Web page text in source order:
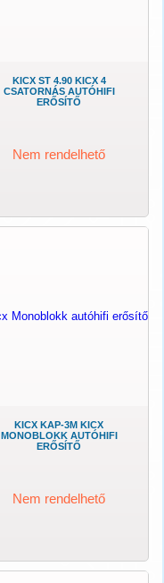
KICX ST 4.90 KICX 4
CSATORNÁS AUTÓHIFI
ERŐSÍTŐ
Nem rendelhető
KICX KAP-3M KICX
MONOBLOKK AUTÓHIFI
ERŐSÍTŐ
Nem rendelhető